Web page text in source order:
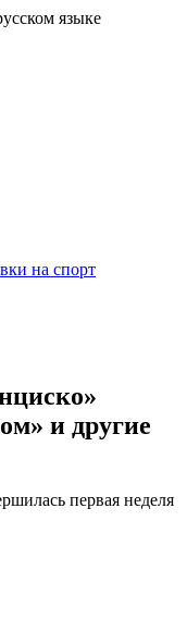
языке
на спорт
и другие
первая неделя